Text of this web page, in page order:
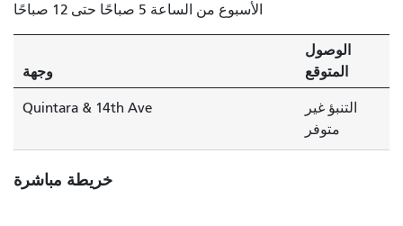
الأسبوع من الساعة 5 صباحًا حتى 12 صباحًا
وجهة
الوصول
المتوقع
Quintara & 14th Ave
التنبؤ غير
متوفر
خريطة مباشرة